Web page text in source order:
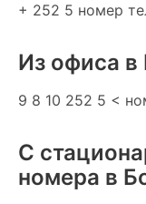
+ 252 5 номер
Из офиса в
9 8 10 252 5 <
С
номера в